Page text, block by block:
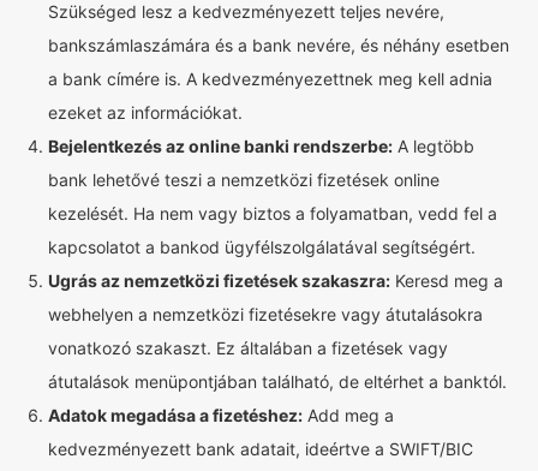
Szükséged lesz a kedvezményezett teljes nevére,
bankszámlaszámára és a bank nevére, és néhány esetben
a bank címére is. A kedvezményezettnek meg kell adnia
ezeket az információkat.
Bejelentkezés az online banki rendszerbe: A legtöbb
bank lehetővé teszi a nemzetközi fizetések online
kezelését. Ha nem vagy biztos a folyamatban, vedd fel a
kapcsolatot a bankod ügyfélszolgálatával segítségért.
Ugrás az nemzetközi fizetések szakaszra: Keresd meg a
webhelyen a nemzetközi fizetésekre vagy átutalásokra
vonatkozó szakaszt. Ez általában a fizetések vagy
átutalások menüpontjában található, de eltérhet a banktól.
Adatok megadása a fizetéshez: Add meg a
kedvezményezett bank adatait, ideértve a SWIFT/BIC